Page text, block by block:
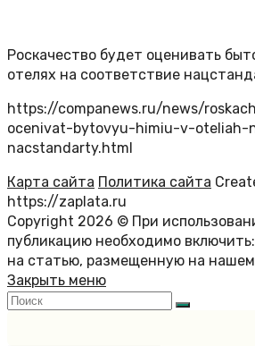
Роскачество будет оценивать
отелях на соответствие
https://companews.ru/news/
ocenivat-bytovyu-himiu-v-oteliah-
nacstandarty.html
Карта сайта Политика сайта
https://zaplata.ru
Copyright 2026 © При
публикацию необходимо
на статью, размещенную на
Закрыть меню